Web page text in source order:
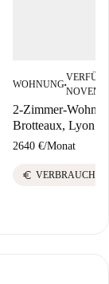
WOHNUNG■
2-Zimmer-
Brotteaux, Lyon
2640 €/Monat
euro